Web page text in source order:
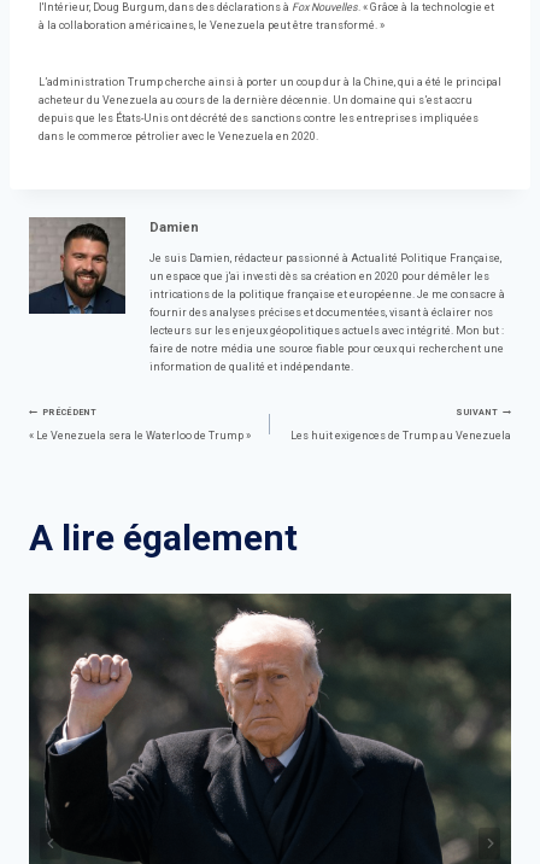
l'Intérieur, Doug Burgum, dans des déclarations à Fox Nouvelles. « Grâce à la technologie et
à la collaboration américaines, le Venezuela peut être transformé. »
L’administration Trump cherche ainsi à porter un coup dur à la Chine, qui a été le principal
acheteur du Venezuela au cours de la dernière décennie. Un domaine qui s’est accru
depuis que les États-Unis ont décrété des sanctions contre les entreprises impliquées
dans le commerce pétrolier avec le Venezuela en 2020.
Damien
Je suis Damien, rédacteur passionné à Actualité Politique Française,
un espace que j'ai investi dès sa création en 2020 pour démêler les
intrications de la politique française et européenne. Je me consacre à
fournir des analyses précises et documentées, visant à éclairer nos
lecteurs sur les enjeux géopolitiques actuels avec intégrité. Mon but :
faire de notre média une source fiable pour ceux qui recherchent une
information de qualité et indépendante.
Navigation
l’article
PRÉCÉDENT
« Le Venezuela sera le Waterloo de Trump »
SUIVANT
Les huit exigences de Trump au Venezuela
A lire également